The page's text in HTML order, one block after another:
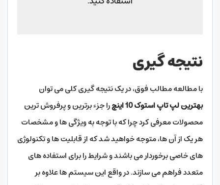
نتیجه گیری
با مطالعه مطالب فوق، در یک نتیجه گیری کلی می توان
بهترین لپ تاپ استوک 10 اینچ
را جزء برترین و پرفروش ترین
محصولات معرفی کرد چرا که با توجه به ویژگی ها و مشخصات
هر یک از آن ها، متوجه خواهید شد که از قابلیت ها و تکنولوژی
های خاصی برخوردار می باشند و شرایط را برای استفاده های
متعدد فراهم می سازند. در واقع این سیستم ها علاوه بر